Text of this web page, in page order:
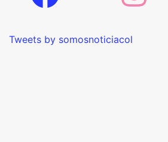
Tweets by somosnoticiacol